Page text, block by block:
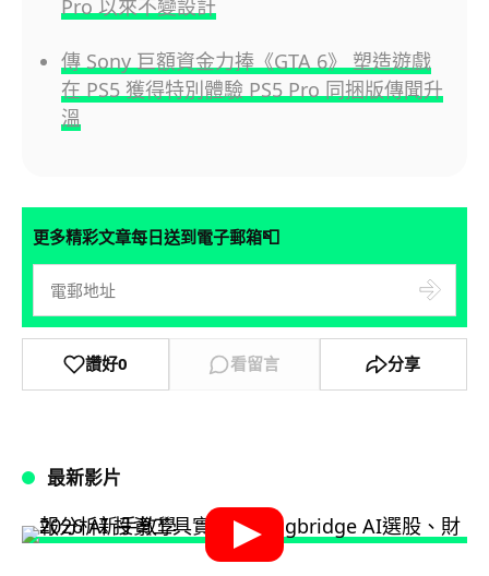
Pro 以來不變設計
傳 Sony 巨額資金力捧《GTA 6》 塑造遊戲
在 PS5 獲得特別體驗 PS5 Pro 同捆版傳聞升
溫
更多精彩文章每日送到電子郵箱📮
讚好0 看留言 分享
最新影片